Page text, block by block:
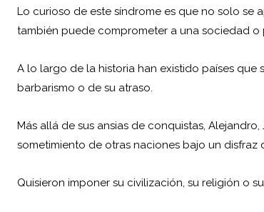
Lo curioso de este síndrome es que no solo se
también puede comprometer a una sociedad o
A lo largo de la historia han existido países que
barbarismo o de su atraso.
Más allá de sus ansias de conquistas,
sometimiento de otras naciones bajo un
Quisieron imponer su civilización, su religión o